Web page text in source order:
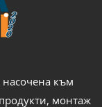
към
монтаж